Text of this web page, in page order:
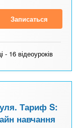
Записаться
- 16 відеоуроків
Тариф S:
навчання